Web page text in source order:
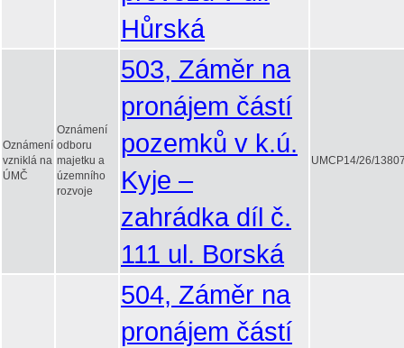
Hůrská
Oznámení
vzniklá na
ÚMČ
Oznámení
odboru
majetku a
územního
rozvoje
503, Záměr na
pronájem částí
pozemků v k.ú.
Kyje –
zahrádka díl č.
111 ul. Borská
UMCP14/26/
504, Záměr na
pronájem částí